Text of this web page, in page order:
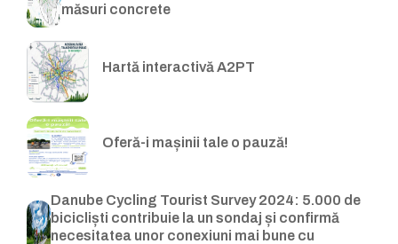
măsuri concrete
Hartă interactivă A2PT
Oferă-i mașinii tale o pauză!
Danube Cycling Tourist Survey 2024: 5.000 de
bicicliști contribuie la un sondaj și confirmă
necesitatea unor conexiuni mai bune cu